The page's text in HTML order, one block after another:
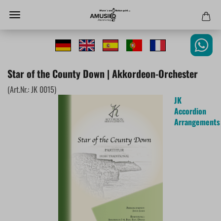
Star of the County Down | Akkordeon-Orchester
(Art.Nr.:JK 0015)
JK
Accordion
Arrangements